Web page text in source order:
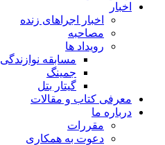
اخبار
اخبار اجراهای زنده
مصاحبه
رویداد ها
مسابقه نوازندگی
جمینگ
گیتار بتل
معرفی کتاب و مقالات
درباره ما
مقررات
دعوت به همکاری